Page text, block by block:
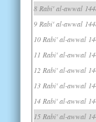
8 Rabi' al-awwal
9 Rabi' al-awwal
10 Rabi' al-awwal
11 Rabi' al-awwal
12 Rabi' al-awwal
13 Rabi' al-awwal
14 Rabi' al-awwal
15 Rabi' al-awwal